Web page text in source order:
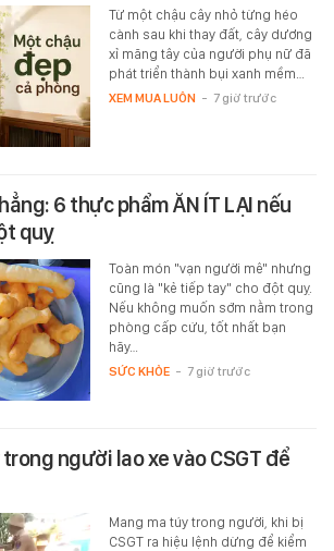
Từ một chậu cây nhỏ từng héo
cành sau khi thay đất, cây dương
xỉ măng tây của người phụ nữ đã
phát triển thành bụi xanh mềm…
XEM MUA LUÔN - 7 giờ trước
6 thực phẩm ĂN ÍT LẠI nếu
quỵ
Toàn món "vạn người mê" nhưng
cũng là "kẻ tiếp tay" cho đột quỵ.
Nếu không muốn sớm nằm trong
phòng cấp cứu, tốt nhất bạn
hãy…
SỨC KHỎE - 7 giờ trước
người lao xe vào CSGT để
Mang ma túy trong người, khi bị
CSGT ra hiệu lệnh dừng để kiểm